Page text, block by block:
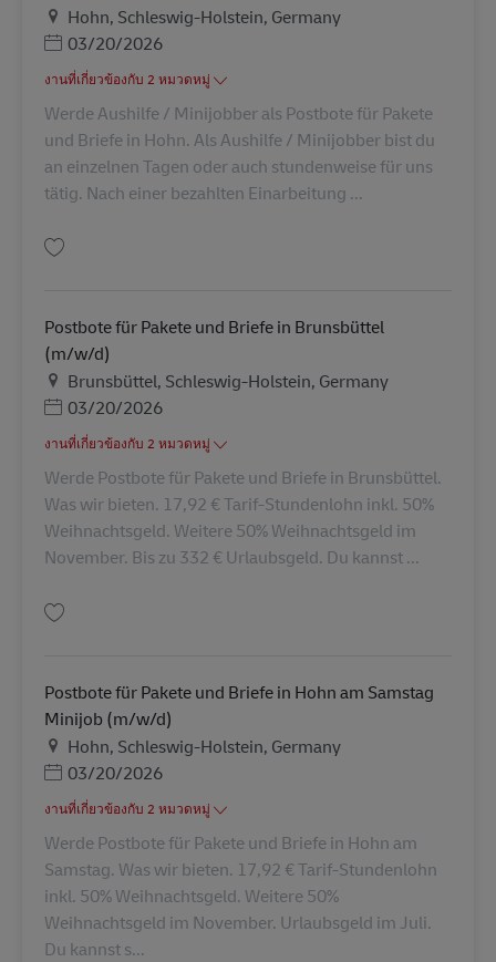
สถานที่
Hohn, Schleswig-Holstein, Germany
Posted Date
03/20/2026
งานที่เกี่ยวข้องกับ 2 หมวดหมู่
Werde Aushilfe / Minijobber als Postbote für Pakete
und Briefe in Hohn. Als Aushilfe / Minijobber bist du
an einzelnen Tagen oder auch stundenweise für uns
tätig. Nach einer bezahlten Einarbeitung ...
Postbote für Pakete und Briefe in Brunsbüttel
(m/w/d)
สถานที่
Brunsbüttel, Schleswig-Holstein, Germany
Posted Date
03/20/2026
งานที่เกี่ยวข้องกับ 2 หมวดหมู่
Werde Postbote für Pakete und Briefe in Brunsbüttel.
Was wir bieten. 17,92 € Tarif-Stundenlohn inkl. 50%
Weihnachtsgeld. Weitere 50% Weihnachtsgeld im
November. Bis zu 332 € Urlaubsgeld. Du kannst ...
Postbote für Pakete und Briefe in Hohn am Samstag
Minijob (m/w/d)
สถานที่
Hohn, Schleswig-Holstein, Germany
Posted Date
03/20/2026
งานที่เกี่ยวข้องกับ 2 หมวดหมู่
Werde Postbote für Pakete und Briefe in Hohn am
Samstag. Was wir bieten. 17,92 € Tarif-Stundenlohn
inkl. 50% Weihnachtsgeld. Weitere 50%
Weihnachtsgeld im November. Urlaubsgeld im Juli.
Du kannst s...